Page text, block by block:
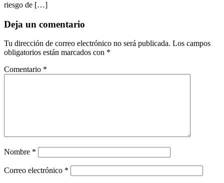
riesgo de […]
Deja un comentario
Tu dirección de correo electrónico no será publicada. Los campos
obligatorios están marcados con *
Comentario *
Nombre *
Correo electrónico *